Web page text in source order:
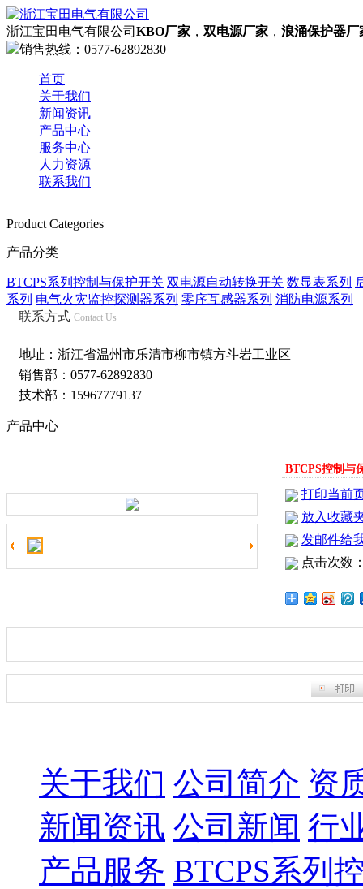
浙江宝田电气有限公司 KBO厂家 ， 双电源厂家 ， 浪涌保护器厂
销售热线： 0577-62892830
首页
关于我们
新闻资讯
产品中心
服务中心
人力资源
联系我们
网站首页
欢迎您来到KBO厂家，双电源厂家，浪涌保护器厂家，过
了解更多
公司简介
企业文化
浙江宝田电气有限公司坐落于中国电气之都-柳市镇，是一
公司遵循“诚信为本、科技创新、用户至上、质量上乘、贴
如何选择正确的开关电源
了解更多
产品目录
BTCPS系列控制与保护开关 双电源自动转换开关 数显表系列
了解更多
手机扫一扫，浏览电子样本。
Product Categories
产品分类
BTCPS系列控制与保护开关 双电源自动转换开关 数显表系列
系列 电气火灾监控探测器系列 零序互感器系列 消防电源系列
联系方式 Contact Us
地址：浙江省温州市乐清市柳市镇方斗岩工业区
销售部：0577-62892830
技术部：15967779137
产品中心
BTCPS控制与
打印当前
放入收藏
发邮件给
点击次数
关于我们 公司简介 资
新闻资讯 公司新闻 行
产品服务 BTCPS系列